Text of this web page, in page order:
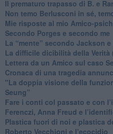
​Il prematuro trapasso di B. e
​Non temo Berlusconi in sé,
​Mie risposte al mio Amico-
​Secondo Porges e secondo me
​La “mente” secondo Jackson e
La difficile dicibilità della Verità
​Lettera da un Amico sul caso
​Cronaca di una tragedia
"​La doppia visione della
Seung”
​Fare i conti col passato e con
​Ferenczi, Anna Freud e
Plastica fuori di noi e plastica
​Roberto Vecchioni e l’ecocidio